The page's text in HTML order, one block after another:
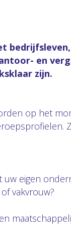
en
zijn.
op het
eigen
vakvrouw?